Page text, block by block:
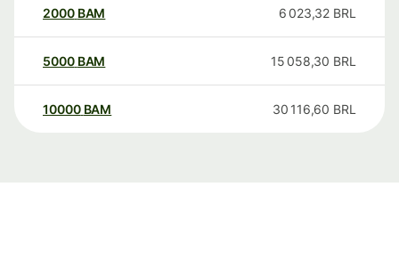
2000 BAM 6 023,32 BRL
5000 BAM 15 058,30 BRL
10000 BAM 30 116,60 BRL